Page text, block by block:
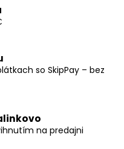
so SkipPay – bez
na predajni